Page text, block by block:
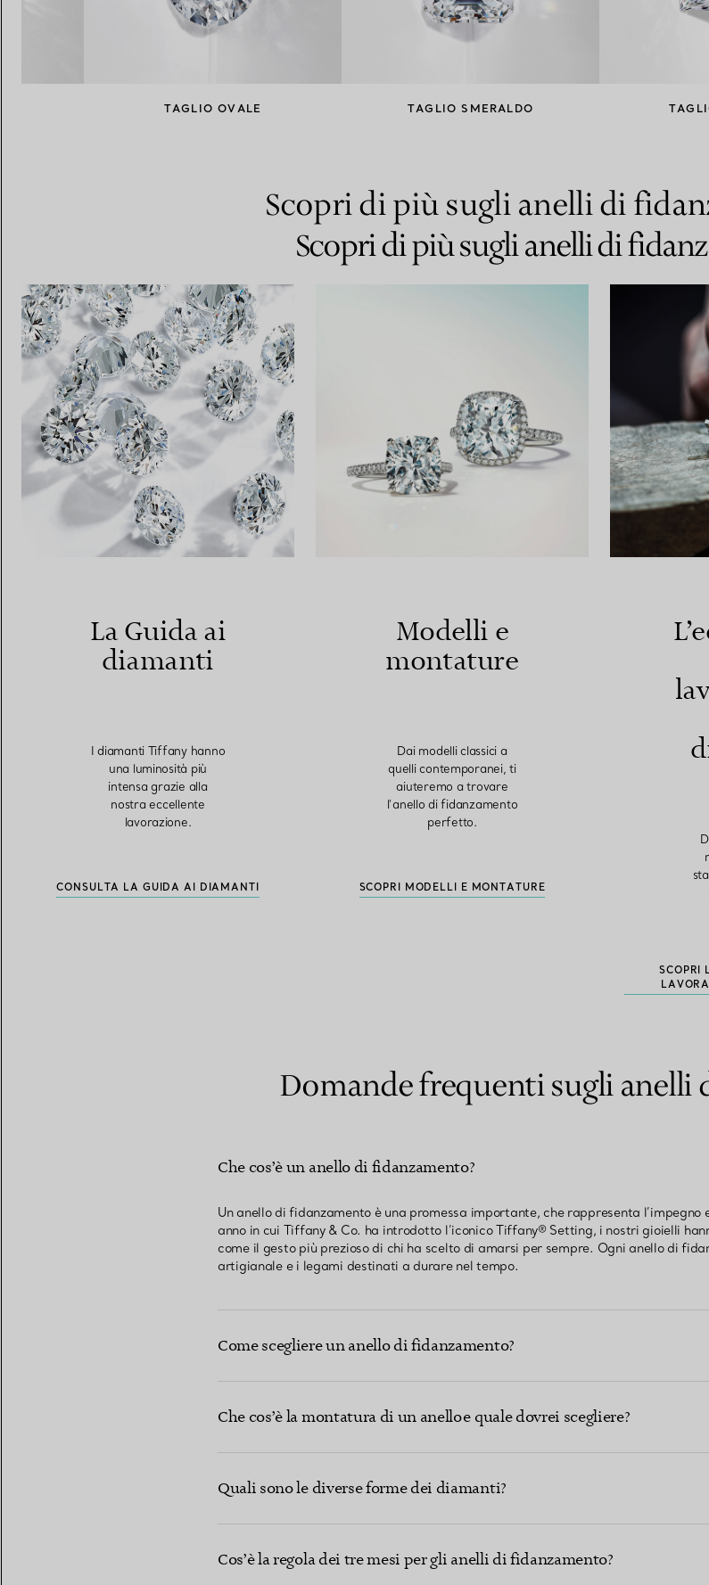
TAGLIO OVALE TAGLIO SMERALDO
Scopri di più sugli anelli di
Scopri di più sugli anelli di
La Guida ai
diamanti
I diamanti Tiffany hanno
una luminosità più
intensa grazie alla
nostra eccellente
lavorazione.
CONSULTA LA GUIDA AI DIAMANTI
Modelli e
montature
Dai modelli classici a
quelli contemporanei, ti
aiuteremo a trovare
l’anello di fidanzamento
perfetto.
SCOPRI MODELLI E MONTATURE
SCOPRI
Domande frequenti sugli anelli
Che cos’è un anello di fidanzamento?
Un anello di fidanzamento è una promessa importante, che rappresenta l’impegno
anno in cui Tiffany & Co. ha introdotto l’iconico Tiffany® Setting, i nostri gioielli
come il gesto più prezioso di chi ha scelto di amarsi per sempre. Ogni anello di
artigianale e i legami destinati a durare nel tempo.
Come scegliere un anello di fidanzamento?
Che cos’è la montatura di un anello e quale dovrei scegliere?
famose montature
Quali sono le diverse forme dei diamanti?
Cos’è la regola dei tre mesi per gli anelli di fidanzamento?